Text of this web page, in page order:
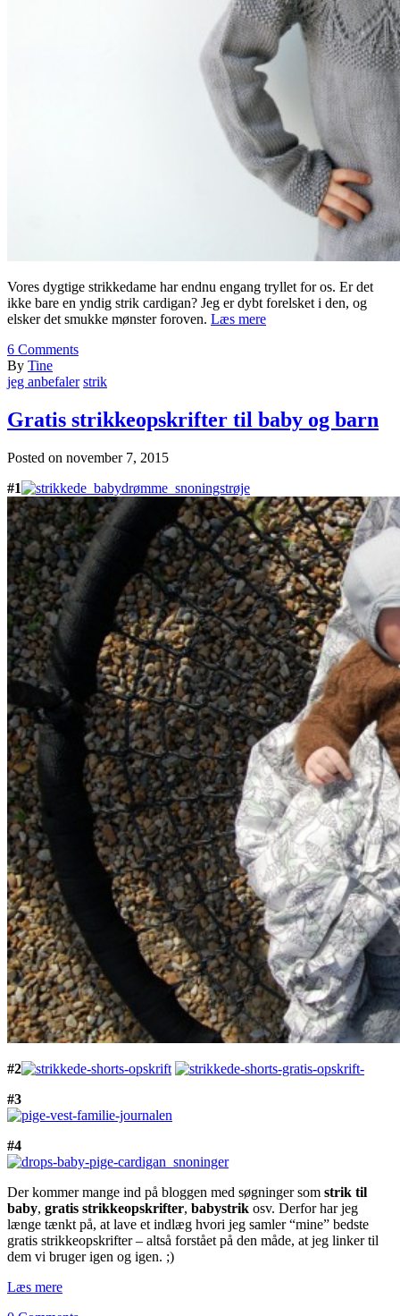
Vores dygtige strikkedame har endnu engang tryllet for os. Er det
ikke bare en yndig strik cardigan? Jeg er dybt forelsket i den, og
elsker det smukke mønster foroven. Læs mere
6 Comments
By Tine
jeg anbefaler strik
Gratis strikkeopskrifter til baby og barn
Posted on november 7, 2015
#1
#2
#3
#4
Der kommer mange ind på bloggen med søgninger som strik til
baby, gratis strikkeopskrifter, babystrik osv. Derfor har jeg
længe tænkt på, at lave et indlæg hvori jeg samler “mine” bedste
gratis strikkeopskrifter – altså forstået på den måde, at jeg linker til
dem vi bruger igen og igen. ;)
Læs mere